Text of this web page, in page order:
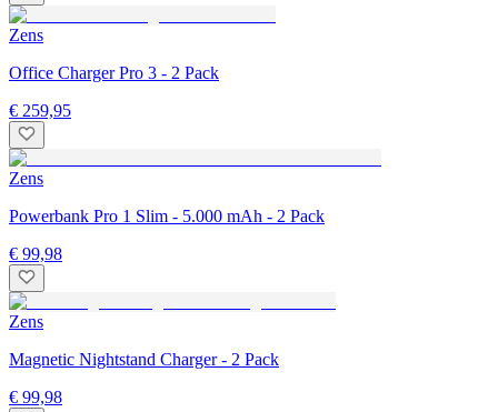
Zens
Office Charger Pro 3 - 2 Pack
€ 259,95
Zens
Powerbank Pro 1 Slim - 5.000 mAh - 2 Pack
€ 99,98
Zens
Magnetic Nightstand Charger - 2 Pack
€ 99,98